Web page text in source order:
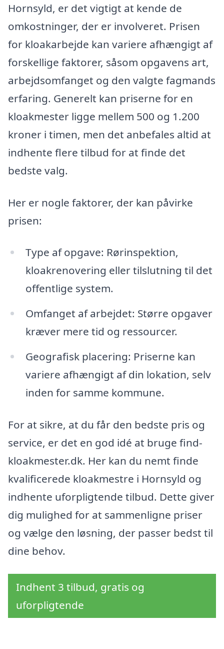
Hornsyld, er det vigtigt at kende de
omkostninger, der er involveret. Prisen
for kloakarbejde kan variere afhængigt af
forskellige faktorer, såsom opgavens art,
arbejdsomfanget og den valgte fagmands
erfaring. Generelt kan priserne for en
kloakmester ligge mellem 500 og 1.200
kroner i timen, men det anbefales altid at
indhente flere tilbud for at finde det
bedste valg.
Her er nogle faktorer, der kan påvirke
prisen:
Type af opgave: Rørinspektion,
kloakrenovering eller tilslutning til det
offentlige system.
Omfanget af arbejdet: Større opgaver
kræver mere tid og ressourcer.
Geografisk placering: Priserne kan
variere afhængigt af din lokation, selv
inden for samme kommune.
For at sikre, at du får den bedste pris og
service, er det en god idé at bruge find-
kloakmester.dk. Her kan du nemt finde
kvalificerede kloakmestre i Hornsyld og
indhente uforpligtende tilbud. Dette giver
dig mulighed for at sammenligne priser
og vælge den løsning, der passer bedst til
dine behov.
Indhent 3 tilbud, gratis og
uforpligtende